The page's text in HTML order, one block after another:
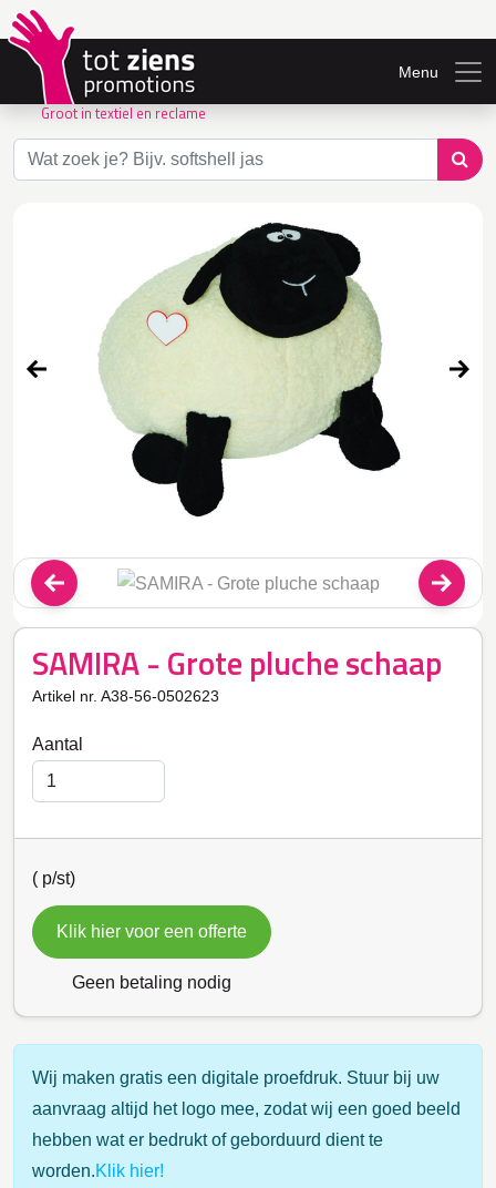
Groot in textiel en reclame
Menu
SAMIRA - Grote pluche schaap
Artikel nr. A38-56-0502623
Aantal
( p/st)
Klik hier voor een offerte
Geen betaling nodig
Wij maken gratis een digitale proefdruk. Stuur bij uw
aanvraag altijd het logo mee, zodat wij een goed beeld
hebben wat er bedrukt of geborduurd dient te
worden.Klik hier!